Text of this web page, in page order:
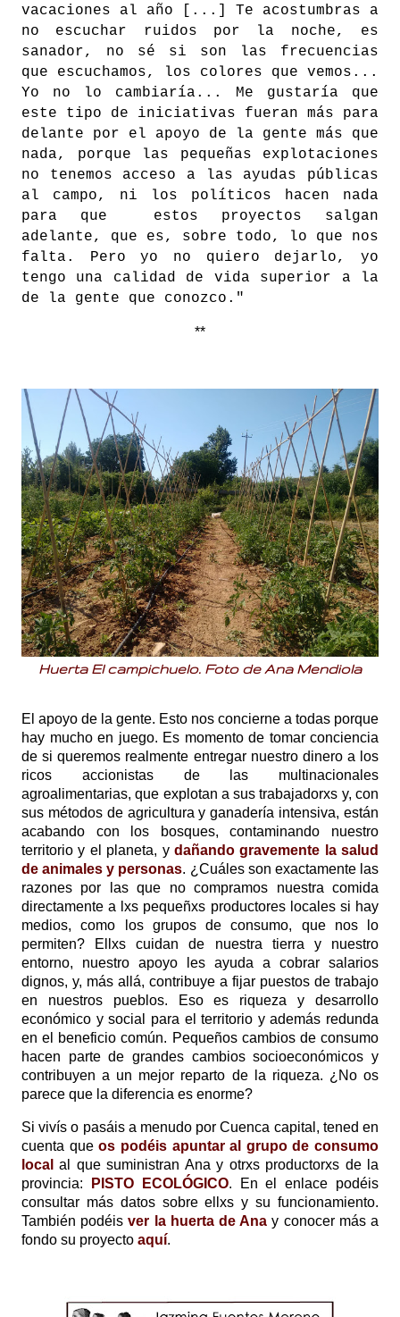
vacaciones al año [...] Te acostumbras a
no escuchar ruidos por la noche, es
sanador, no sé si son las frecuencias
que escuchamos, los colores que vemos...
Yo no lo cambiaría... Me gustaría que
este tipo de iniciativas fueran más para
delante por el apoyo de la gente más que
nada, porque las pequeñas explotaciones
no tenemos acceso a las ayudas públicas
al campo, ni los políticos hacen nada
para que estos proyectos salgan
adelante, que es, sobre todo, lo que nos
falta. Pero yo no quiero dejarlo, yo
tengo una calidad de vida superior a la
de la gente que conozco."
**
Huerta El campichuelo. Foto de Ana Mendiola
El apoyo de la gente. Esto nos concierne a todas porque
hay mucho en juego. Es momento de tomar conciencia
de si queremos realmente entregar nuestro dinero a los
ricos accionistas de las multinacionales
agroalimentarias, que explotan a sus trabajadorxs y, con
sus métodos de agricultura y ganadería intensiva, están
acabando con los bosques, contaminando nuestro
territorio y el planeta, y dañando gravemente la salud
de animales y personas. ¿Cuáles son exactamente las
razones por las que no compramos nuestra comida
directamente a lxs pequeñxs productores locales si hay
medios, como los grupos de consumo, que nos lo
permiten? Ellxs cuidan de nuestra tierra y nuestro
entorno, nuestro apoyo les ayuda a cobrar salarios
dignos, y, más allá, contribuye a fijar puestos de trabajo
en nuestros pueblos. Eso es riqueza y desarrollo
económico y social para el territorio y además redunda
en el beneficio común. Pequeños cambios de consumo
hacen parte de grandes cambios socioeconómicos y
contribuyen a un mejor reparto de la riqueza. ¿No os
parece que la diferencia es enorme?
Si vivís o pasáis a menudo por Cuenca capital, tened en
cuenta queos podéis apuntar al grupo de consumo
local al que suministran Ana y otrxs productorxs de la
provincia:
PISTO ECOLÓGICO. En el enlace podéis
consultar más datos sobre ellxs y su funcionamiento.
También podéisver la huerta de Ana y conocer más a
fondo su proyecto aquí.